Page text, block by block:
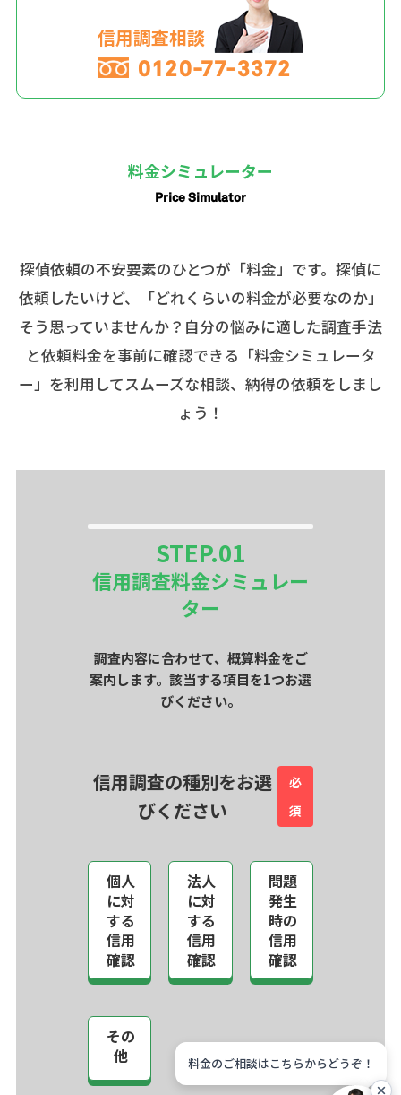
信用調査相談
0120-77-3372
料金シミュレーター
Price Simulator
探偵依頼の不安要素のひとつが「料金」です。探偵に
依頼したいけど、「どれくらいの料金が必要なのか」
そう思っていませんか？自分の悩みに適した調査手法
と依頼料金を事前に確認できる「料金シミュレータ
ー」を利用してスムーズな相談、納得の依頼をしまし
ょう！
STEP.01
信用調査料金シミュレー
ター
調査内容に合わせて、概算料金をご
案内します。該当する項目を1つお選
びください。
信用調査の種別をお選
びください
必
須
個人
に対
する
信用
確認
法人
に対
する
信用
確認
問題
発生
時の
信用
確認
その
他
料金のご相談はこちらからどうぞ！